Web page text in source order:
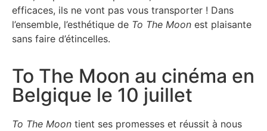
efficaces, ils ne vont pas vous transporter ! Dans
l’ensemble, l’esthétique de To The Moon est plaisante
sans faire d’étincelles.
To The Moon au cinéma en
Belgique le 10 juillet
To The Moon tient ses promesses et réussit à nous